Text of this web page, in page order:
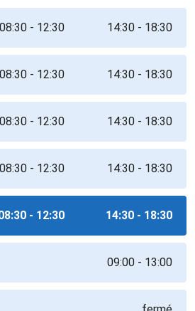
08:30 - 12:30 14:30 - 18:30
08:30 - 12:30 14:30 - 18:30
08:30 - 12:30 14:30 - 18:30
08:30 - 12:30 14:30 - 18:30
- 12:30 14:30 - 18:30
09:00 - 13:00